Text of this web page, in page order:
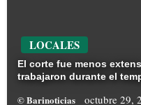
LOCALES
El corte fue menos
trabajaron durante el
© Barinoticias octubre 29,